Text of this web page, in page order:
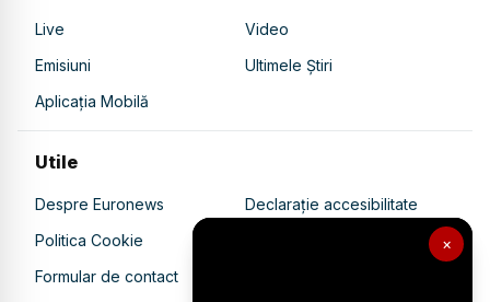
×
Live
Video
Emisiuni
Ultimele Știri
Aplicația Mobilă
Utile
Despre Euronews
Declarație accesibilitate
Politica Cookie
Politica de confidențialitate
Formular de contact